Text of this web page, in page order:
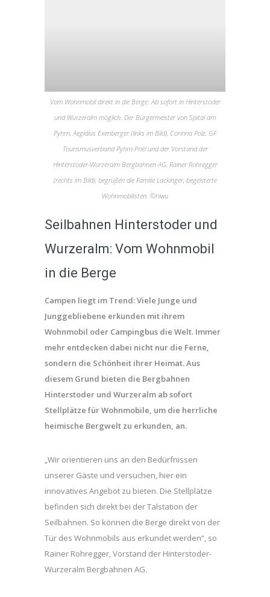
Vom Wohnmobil direkt in die Berge: Ab sofort in Hinterstoder
und Wurzeralm möglich. Der Bürgermeister von Spital am
Pyhrn, Aegidius Exenberger (links im Bild), Corinna Polz, GF
Tourismusverband Pyhrn-Priel und der Vorstand der
Hinterstoder-Wurzeralm Bergbahnen AG, Rainer Rohregger
(rechts im Bild), begrüßen die Familie Lackinger, begeisterte
Wohnmobilisten. ©hiwu
Seilbahnen Hinterstoder und
Wurzeralm: Vom Wohnmobil
in die Berge
Campen liegt im Trend: Viele Junge und
Junggebliebene erkunden mit ihrem
Wohnmobil oder Campingbus die Welt. Immer
mehr entdecken dabei nicht nur die Ferne,
sondern die Schönheit ihrer Heimat. Aus
diesem Grund bieten die Bergbahnen
Hinterstoder und Wurzeralm ab sofort
Stellplätze für Wohnmobile, um die herrliche
heimische Bergwelt zu erkunden, an.
„Wir orientieren uns an den Bedürfnissen
unserer Gäste und versuchen, hier ein
innovatives Angebot zu bieten. Die Stellplätze
befinden sich direkt bei der Talstation der
Seilbahnen. So können die Berge direkt von der
Tür des Wohnmobils aus erkundet werden“, so
Rainer Rohregger, Vorstand der Hinterstoder-
Wurzeralm Bergbahnen AG.